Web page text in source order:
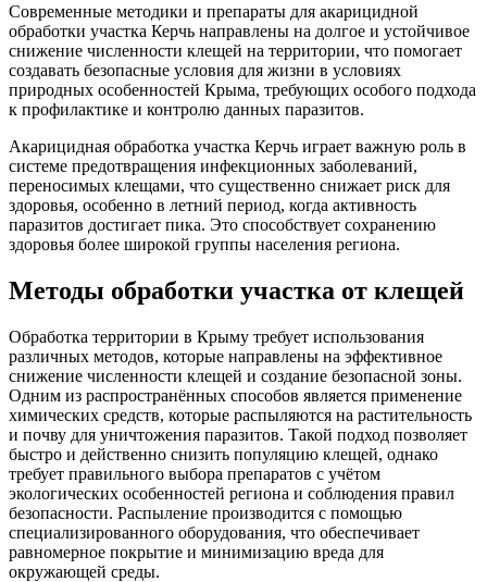
Современные методики и препараты для акарицидной
обработки участка Керчь направлены на долгое и устойчивое
снижение численности клещей на территории, что помогает
создавать безопасные условия для жизни в условиях
природных особенностей Крыма, требующих особого подхода
к профилактике и контролю данных паразитов.
Акарицидная обработка участка Керчь играет важную роль в
системе предотвращения инфекционных заболеваний,
переносимых клещами, что существенно снижает риск для
здоровья, особенно в летний период, когда активность
паразитов достигает пика. Это способствует сохранению
здоровья более широкой группы населения региона.
Методы обработки участка от клещей
Обработка территории в Крыму требует использования
различных методов, которые направлены на эффективное
снижение численности клещей и создание безопасной зоны.
Одним из распространённых способов является применение
химических средств, которые распыляются на растительность
и почву для уничтожения паразитов. Такой подход позволяет
быстро и действенно снизить популяцию клещей, однако
требует правильного выбора препаратов с учётом
экологических особенностей региона и соблюдения правил
безопасности. Распыление производится с помощью
специализированного оборудования, что обеспечивает
равномерное покрытие и минимизацию вреда для
окружающей среды.